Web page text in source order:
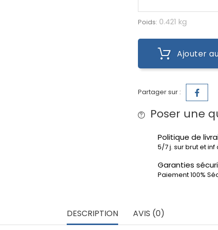
Poids: 0.421 kg
Ajouter
Partager sur :
Poser une
Politique de
5/7 j. sur brut et inf
Garanties
Paiement 100%
DESCRIPTION AVIS (0)